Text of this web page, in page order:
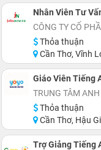
Nhân Viên Tư
CÔNG TY CỔ
Thỏa thuận
Cần Thơ, Vĩnh Long, An Giang,
Giáo Viên Tiếng
TRUNG TÂM
Thỏa thuận
Cần Thơ, Hậu
Trợ Giảng Tiếng